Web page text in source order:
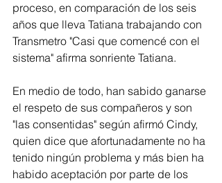
proceso, en comparación de los seis
años que lleva Tatiana trabajando con
Transmetro "Casi que comencé con el
sistema" afirma sonriente Tatiana.
En medio de todo, han sabido ganarse
el respeto de sus compañeros y son
"las consentidas" según afirmó Cindy,
quien dice que afortunadamente no ha
tenido ningún problema y más bien ha
habido aceptación por parte de los